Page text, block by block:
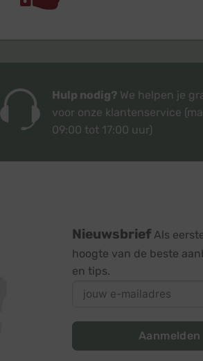
Hulp nodig? We helpen je
voor onze klantenservice
09:00 tot 17:00 uur)
Nieuwsbrief Als
hoogte van de beste
en tips.
Aanmelden